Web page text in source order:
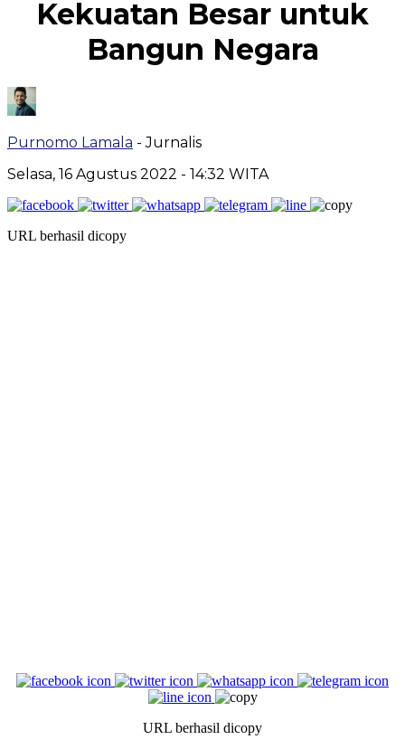
Kekuatan Besar untuk
Bangun Negara
Purnomo Lamala - Jurnalis
Selasa, 16 Agustus 2022 - 14:32 WITA
URL berhasil dicopy
URL berhasil dicopy